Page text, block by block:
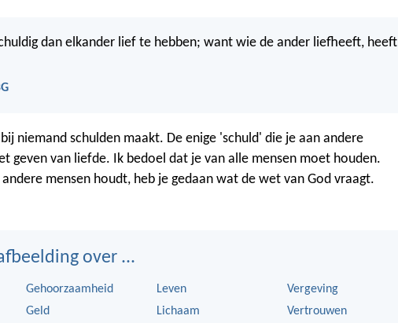
dan elkander lief te hebben; want wie de ander liefheeft, heeft
niemand schulden maakt. De enige 'schuld' die je aan andere
geven van liefde. Ik bedoel dat je van alle mensen moet houden.
mensen houdt, heb je gedaan wat de wet van God vraagt.
over ...
Gehoorzaamheid
Geld
Leven
Lichaam
Vergeving
Vertrouwen